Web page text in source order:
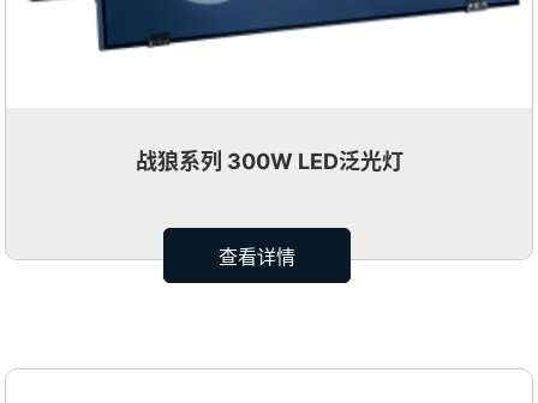
战狼系列 300W LED泛光灯
查看详情